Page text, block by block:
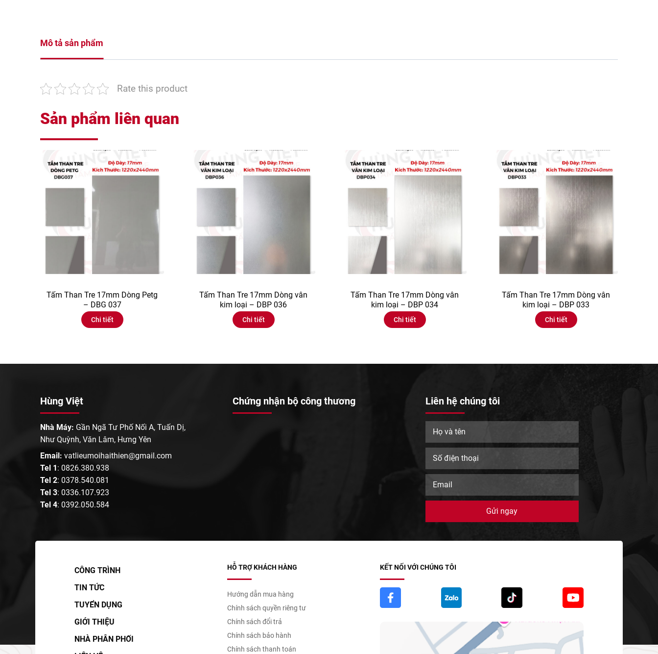
Mô tả sản phẩm
Rate this product
Sản phẩm liên quan
Tấm Than Tre 17mm Dòng Petg
– DBG 037
Chi tiết
Tấm Than Tre 17mm Dòng vân
kim loại – DBP 036
Chi tiết
Tấm Than Tre 17mm Dòng vân
kim loại – DBP 034
Chi tiết
Tấm Than Tre 17mm Dòng vân
kim loại – DBP 033
Chi tiết
Hùng Việt
Nhà Máy: Gần Ngã Tư Phố Nối A, Tuấn Dị,
Như Quỳnh, Văn Lâm, Hưng Yên
Email: vatlieumoihaithien@gmail.com
Tel 1: 0826.380.938
Tel 2: 0378.540.081
Tel 3: 0336.107.923
Tel 4: 0392.050.584
Chứng nhận bộ công thương Liên hệ chúng tôi
CÔNG TRÌNH
TIN TỨC
TUYỂN DỤNG
GIỚI THIỆU
NHÀ PHÂN PHỐI
HỖ TRỢ KHÁCH HÀNG
Hướng dẫn mua hàng
Chính sách quyền riêng tư
Chính sách đổi trả
Chính sách bảo hành
Chính sách thanh toán
KẾT NỐI VỚI CHÚNG TÔI